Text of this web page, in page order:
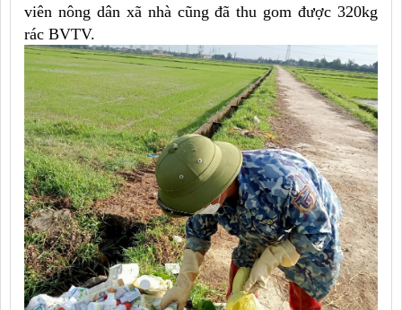
viên nông dân xã nhà cũng đã thu gom được 320kg
rác BVTV.